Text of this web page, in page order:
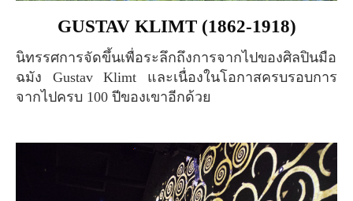
GUSTAV KLIMT (1862-1918)
นิทรรศการจัดขึ้นเพื่อระลึกถึงการจากไปของศิลปินมือ
ฉมัง Gustav Klimt และเนื่องในโอกาสครบรอบการ
จากไปครบ 100 ปีของเขาอีกด้วย